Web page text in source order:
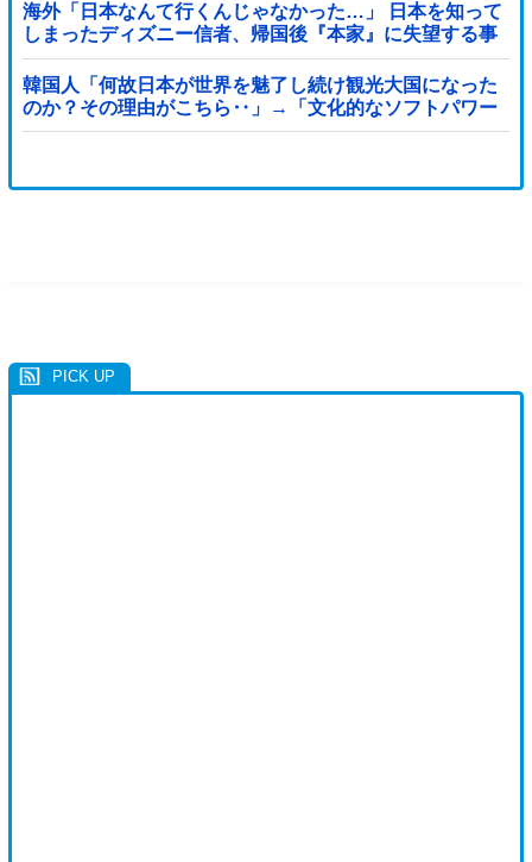
海外「日本なんて行くんじゃなかった…」 日本を知って
しまったディズニー信者、帰国後『本家』に失望する事
態に
韓国人「何故日本が世界を魅了し続け観光大国になった
のか？その理由がこちら‥」→「文化的なソフトパワー
が凄い」